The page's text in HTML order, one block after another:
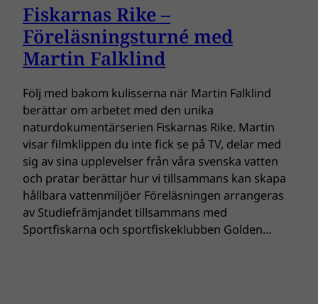
Fiskarnas Rike –
Föreläsningsturné med
Martin Falklind
Följ med bakom kulisserna när Martin Falklind
berättar om arbetet med den unika
naturdokumentärserien Fiskarnas Rike. Martin
visar filmklippen du inte fick se på TV, delar med
sig av sina upplevelser från våra svenska vatten
och pratar berättar hur vi tillsammans kan skapa
hållbara vattenmiljöer Föreläsningen arrangeras
av Studiefrämjandet tillsammans med
Sportfiskarna och sportfiskeklubben Golden…